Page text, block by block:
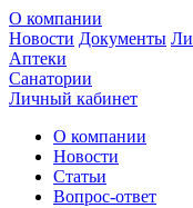
О компании
Новости Документы
Аптеки
Санатории
Личный кабинет
О компании
Новости
Статьи
Вопрос-ответ